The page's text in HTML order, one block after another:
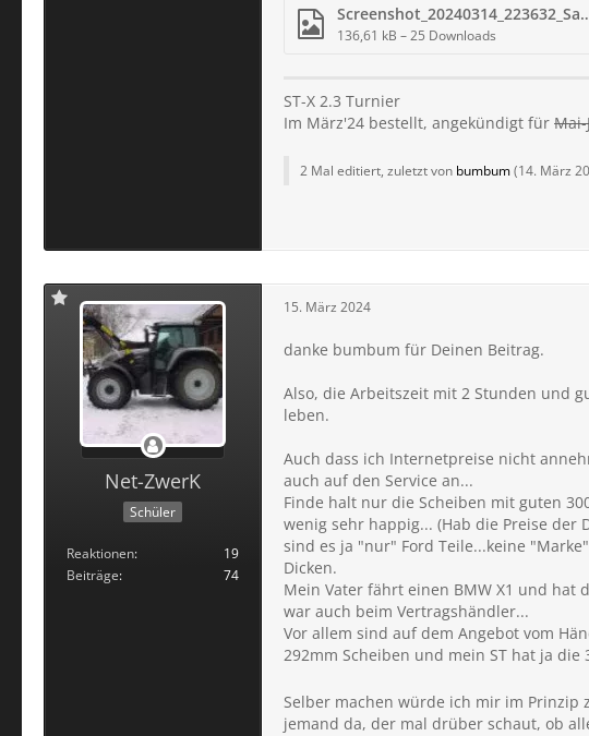
136,61 kB – 25 Downloads
ST-X 2.3 Turnier
Im März'24 bestellt, angekündigt für
2 Mal editiert, zuletzt von bumbum(14. März
Net-ZwerK
Schüler
Reaktionen
19
Beiträge
74
15. März 2024
danke bumbum für Deinen Beitrag.
Also, die Arbeitszeit mit 2 Stunden und
leben.
Auch dass ich Internetpreise nicht
auch auf den Service an...
Finde halt nur die Scheiben mit guten
wenig sehr happig... (Hab die Preise der
sind es ja "nur" Ford Teile...keine
Dicken.
Mein Vater fährt einen BMW X1 und hat
war auch beim Vertragshändler...
Vor allem sind auf dem Angebot vom
292mm Scheiben und mein ST hat ja die
Selber machen würde ich mir im
jemand da, der mal drüber schaut, ob